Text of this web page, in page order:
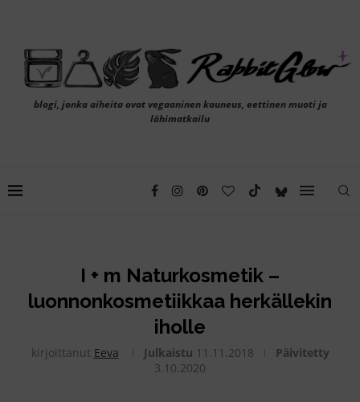
blogi, jonka aiheita ovat vegaaninen kauneus, eettinen muoti ja
lähimatkailu
I + m Naturkosmetik –
luonnonkosmetiikkaa herkällekin
iholle
kirjoittanut Eeva Julkaistu 11.11.2018
Päivitetty
3.10.2020